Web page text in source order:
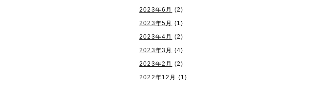
2023年6月
(2)
2023年5月
(1)
2023年4月
(2)
2023年3月
(4)
2023年2月
(2)
2022年12月
(1)